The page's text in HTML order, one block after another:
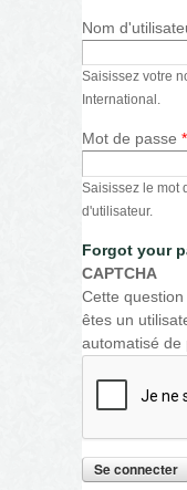
Nom
Saisissez votre
International.
Mot de passe *
Saisissez le mot
d'utilisateur.
Forgot your
CAPTCHA
Cette
êtes un
automatisé de